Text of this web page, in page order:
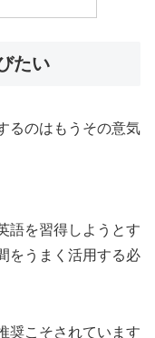
たい
るのはもうその意気
語を習得しようとす
をうまく活用する必
奨こそされています